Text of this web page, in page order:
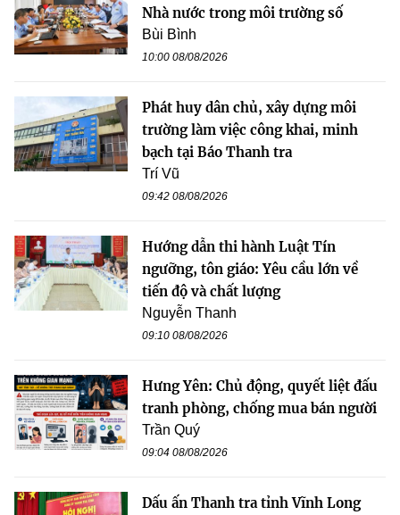
Nhà nước trong môi trường số
Bùi Bình
10:00 08/08/2026
Phát huy dân chủ, xây dựng môi
trường làm việc công khai, minh
bạch tại Báo Thanh tra
Trí Vũ
09:42 08/08/2026
Hướng dẫn thi hành Luật Tín
ngưỡng, tôn giáo: Yêu cầu lớn về
tiến độ và chất lượng
Nguyễn Thanh
09:10 08/08/2026
Hưng Yên: Chủ động, quyết liệt đấu
tranh phòng, chống mua bán người
Trần Quý
09:04 08/08/2026
Dấu ấn Thanh tra tỉnh Vĩnh Long